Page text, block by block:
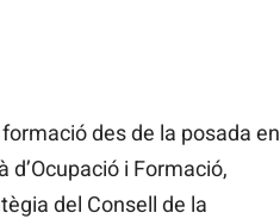
des de la posada en
i Formació,
del Consell de la